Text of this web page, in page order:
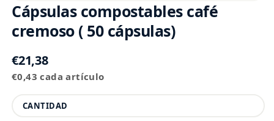
Cápsulas compostables café
cremoso ( 50 cápsulas)
Precio
habitual
€21,38
Precio
€0,43 cada artículo
Cantidad
CANTIDAD